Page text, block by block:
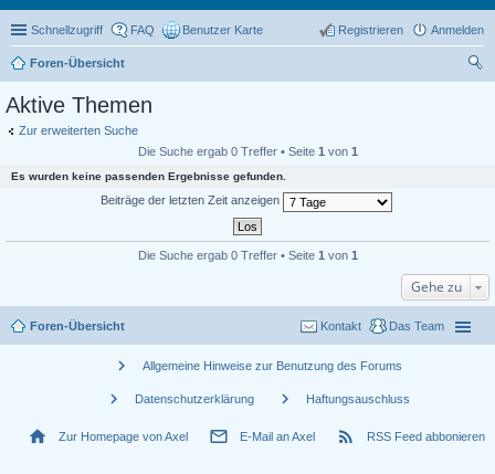
Schnellzugriff FAQ Benutzer Karte Anmelden
Registrieren
Foren-Übersicht
Aktive Themen
Zur erweiterten Suche
Die Suche ergab 0 Treffer • Seite 1 von 1
Es wurden keine passenden Ergebnisse gefunden.
Beiträge der letzten Zeit anzeigen
Die Suche ergab 0 Treffer • Seite 1 von 1
Gehe zu
Foren-Übersicht Das Team
Kontakt
chevron_right Allgemeine Hinweise zur Benutzung des Forums
chevron_right Datenschutzerklärung chevron_right Haftungsauschluss
home Zur Homepage von Axel mail_outline E-Mail an Axel rss_feed RSS Feed abbonieren